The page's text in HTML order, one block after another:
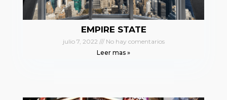
EMPIRE STATE
julio 7, 2022
No hay comentarios
Leer mas »